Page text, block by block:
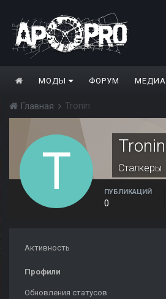
МОДЫ ФОРУМ МЕДИА
Главная Tronin
Tronin
Сталкеры
ПУБЛИКАЦИЙ
0
Активность
Профили
Обновления статусов